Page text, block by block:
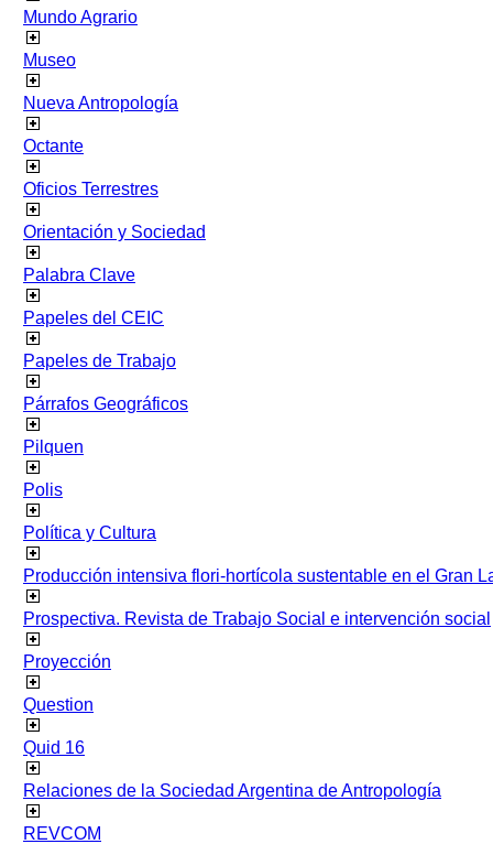
Mundo Agrario
Museo
Nueva Antropología
Octante
Oficios Terrestres
Orientación y Sociedad
Palabra Clave
Papeles del CEIC
Papeles de Trabajo
Párrafos Geográficos
Pilquen
Polis
Política y Cultura
Producción intensiva flori-hortícola sustentable en el Gran
Prospectiva. Revista de Trabajo Social e intervención social
Proyección
Question
Quid 16
Relaciones de la Sociedad Argentina de Antropología
REVCOM